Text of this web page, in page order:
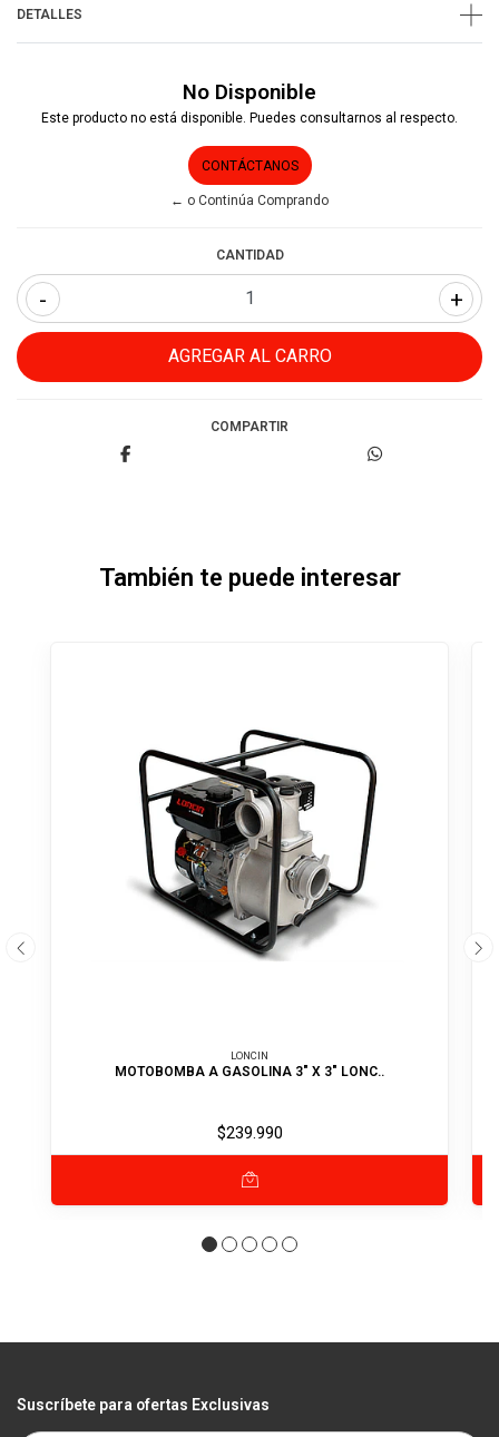
DETALLES
No Disponible
Este producto no está disponible. Puedes consultarnos al respecto.
CONTÁCTANOS
← o Continúa Comprando
CANTIDAD
+
-
COMPARTIR
También te puede interesar
LONCIN
MOTOBOMBA A GASOLINA 3" X 3" LONC..
$239.990
Suscríbete para ofertas Exclusivas